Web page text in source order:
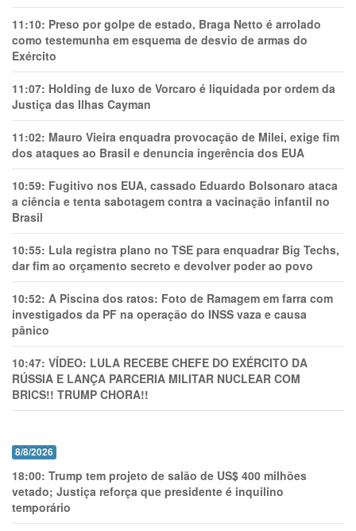
11:10: Preso por golpe de estado, Braga Netto é arrolado
como testemunha em esquema de desvio de armas do
Exército
11:07: Holding de luxo de Vorcaro é liquidada por ordem da
Justiça das Ilhas Cayman
11:02: Mauro Vieira enquadra provocação de Milei, exige fim
dos ataques ao Brasil e denuncia ingerência dos EUA
10:59: Fugitivo nos EUA, cassado Eduardo Bolsonaro ataca
a ciência e tenta sabotagem contra a vacinação infantil no
Brasil
10:55: Lula registra plano no TSE para enquadrar Big Techs,
dar fim ao orçamento secreto e devolver poder ao povo
10:52: A Piscina dos ratos: Foto de Ramagem em farra com
investigados da PF na operação do INSS vaza e causa
pânico
10:47: VÍDEO: LULA RECEBE CHEFE DO EXÉRCITO DA
RÚSSIA E LANÇA PARCERIA MILITAR NUCLEAR COM
BRICS!! TRUMP CHORA!!
8/8/2026
18:00: Trump tem projeto de salão de US$ 400 milhões
vetado; Justiça reforça que presidente é inquilino
temporário